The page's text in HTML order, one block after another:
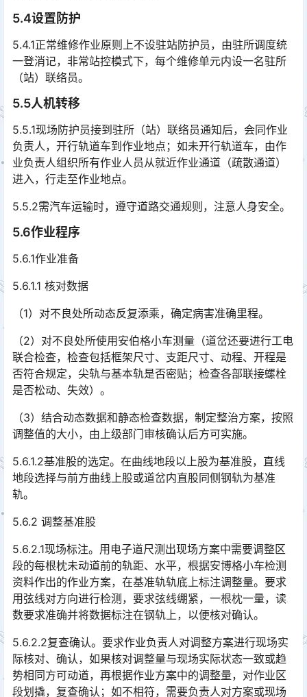
5.4设置防护
5.4.1正常维修作业原则上不设驻站防护员，由驻所调度统
一登消记，非常站控模式下，每个维修单元内设一名驻所
（站）联络员。
5.5人机转移
5.5.1现场防护员接到驻所（站）联络员通知后，会同作业
负责人，开行轨道车到作业地点；如未开行轨道车，由作
业负责人组织所有作业人员从就近作业通道（疏散通道）
进入，行走至作业地点。󠅅󠅃󠄵󠅂󠄪󠇖󠆨󠆨󠇕󠆞󠆒󠅬󠇘󠆭󠆘󠇙󠆝󠅵󠇗󠆭󠆁󠄐󠇗󠅹󠅸󠇖󠆍󠅳󠇖󠅹󠅰󠇖󠆌󠅹
5.5.2需汽车运输时，遵守道路交通规则，注意人身安全。
5.6作业程序
5.6.1作业准备
5.6.1.1 核对数据
（1）对不良处所动态反复添乘，确定病害准确里程。
（2）对不良处所使用安伯格小车测量（道岔还要进行工电
联合检查，检查包括框架尺寸、支距尺寸、动程、开程是
否符合规定，尖轨与基本轨是否密贴；检查各部联接螺栓
是否松动、失效）。󠅅󠅃󠄵󠅂󠄪󠇖󠆨󠆨󠇕󠆞󠆒󠅬󠇘󠆭󠆘󠇙󠆝󠅵󠇗󠆭󠆁󠄐󠇗󠅹󠅸󠇖󠆍󠅳󠇖󠅹󠅰󠇖󠆌󠅹
（3）结合动态数据和静态检查数据，制定整治方案，按照
调整值的大小，由上级部门审核确认后方可实施。
5.6.1.2基准股的选定。在曲线地段以上股为基准股，直线
地段选择与前方曲线上股或道岔内直股同侧钢轨为基准
轨。
5.6.2 调整基准股
5.6.2.1现场标注。用电子道尺测出现场方案中需要调整区
段的每根枕未动道前的轨距、水平，根据安博格小车检测
资料作出的作业方案，在基准轨轨底上标注调整量。要求
用弦线对方向进行检测，要求弦线绷紧，一根枕一量，读
数要求准确并将数据标注在钢轨上，以便核对确认。󠅅󠅃󠄵󠅂󠄪󠇖󠆨󠆨󠇕󠆞󠆒󠅬󠇘󠆭󠆘󠇙󠆝󠅵󠇗󠆭󠆁󠄐󠇗󠅹󠅸󠇖󠆍󠅳󠇖󠅹󠅰󠇖󠆌󠅹
5.6.2.2复查确认。要求作业负责人对调整方案进行现场实
际核对、确认，如果核对调整量与现场实际状态一致或趋
势相同方可动道，再根据作业方案中的调整量，对作业区
段划撬，复查确认；如不相符，需要负责人对方案或现场